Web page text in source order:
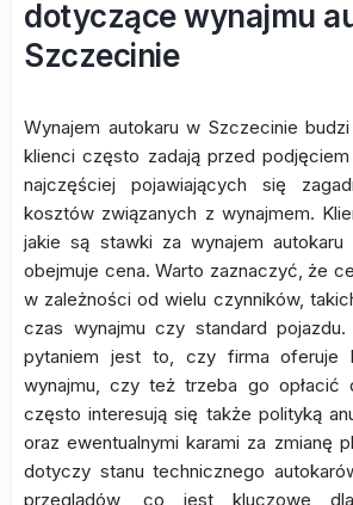
dotyczące wynajmu
Szczecinie
Wynajem autokaru w Szczecinie
klienci często zadają przed
najczęściej pojawiających się
kosztów związanych z wynajmem.
jakie są stawki za wynajem autokaru
obejmuje cena. Warto zaznaczyć, że
w zależności od wielu czynników,
czas wynajmu czy standard pojazdu.
pytaniem jest to, czy firma oferuje
wynajmu, czy też trzeba go opłacić
często interesują się także polityką
oraz ewentualnymi karami za zmianę
dotyczy stanu technicznego
przeglądów, co jest kluczowe